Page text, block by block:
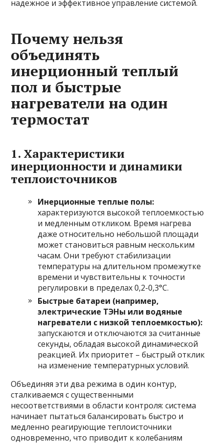
надежное и эффективное управление системой.
Почему нельзя
объединять
инерционный теплый
пол и быстрые
нагреватели на один
термостат
1. Характеристики
инерционности и динамики
теплоисточников
Инерционные теплые полы:
характеризуются высокой теплоемкостью
и медленным откликом. Время нагрева
даже относительно небольшой площади
может становиться равным нескольким
часам. Они требуют стабилизации
температуры на длительном промежутке
времени и чувствительны к точности
регулировки в пределах 0,2-0,3°C.
Быстрые батареи (например,
электрические ТЭНы или водяные
нагреватели с низкой теплоемкостью):
запускаются и отключаются за считанные
секунды, обладая высокой динамической
реакцией. Их приоритет – быстрый отклик
на изменение температурных условий.
Объединяя эти два режима в один контур,
сталкиваемся с существенными
несоответствиями в области контроля: система
начинает пытаться балансировать быстро и
медленно реагирующие теплоисточники
одновременно, что приводит к колебаниям